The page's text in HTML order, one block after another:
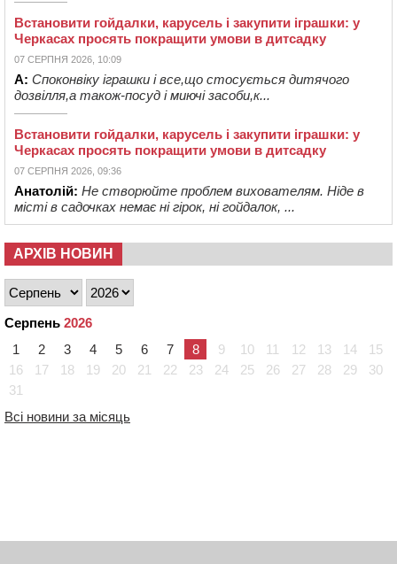
Встановити гойдалки, карусель і закупити іграшки: у
Черкасах просять покращити умови в дитсадку
07 СЕРПНЯ 2026, 10:09
А: Споконвіку іграшки і все,що стосується дитячого
дозвілля,а також-посуд і миючі засоби,к...
Встановити гойдалки, карусель і закупити іграшки: у
Черкасах просять покращити умови в дитсадку
07 СЕРПНЯ 2026, 09:36
Анатолій: Не створюйте проблем вихователям. Ніде в
місті в садочках немає ні гірок, ні гойдалок, ...
АРХІВ НОВИН
Серпень 2026
1
2 3 4 5 6 7 8 9 10 11 12 13 14
15
16
17 18 19 20 21 22 23 24 25 26 27 28 29
30
31
Всі новини за місяць